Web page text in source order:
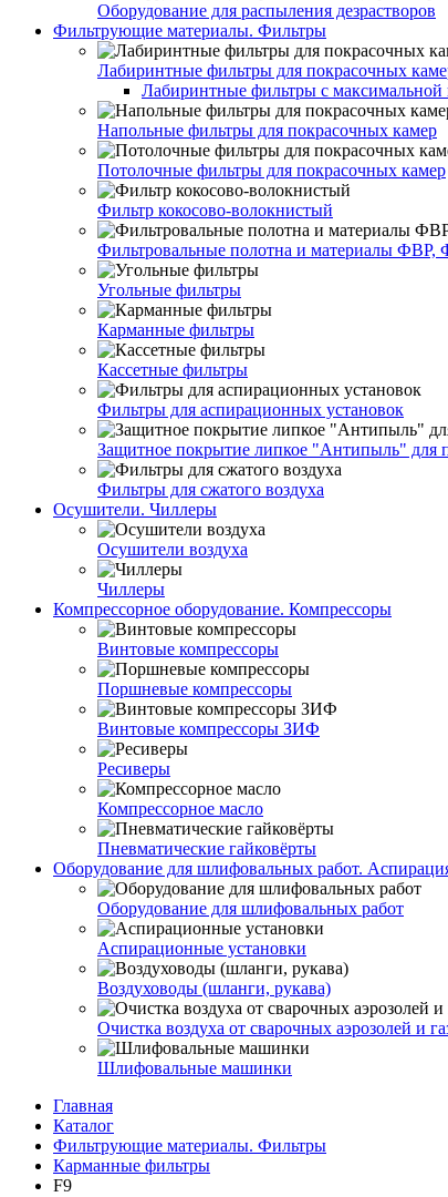
Оборудование для распыления дезрастворов
Фильтрующие материалы. Фильтры
Лабиринтные фильтры для покрасочных
Лабиринтные фильтры с
Напольные фильтры для покрасочных камер
Потолочные фильтры для покрасочных камер
Фильтр кокосово-волокнистый
Фильтровальные полотна и материалы
Угольные фильтры
Карманные фильтры
Кассетные фильтры
Фильтры для аспирационных установок
Защитное покрытие липкое "Антипыль" для
Фильтры для сжатого воздуха
Осушители. Чиллеры
Осушители воздуха
Чиллеры
Компрессорное оборудование. Компрессоры
Винтовые компрессоры
Поршневые компрессоры
Винтовые компрессоры ЗИФ
Ресиверы
Компрессорное масло
Пневматические гайковёрты
Оборудование для шлифовальных работ.
Оборудование для шлифовальных работ
Аспирационные установки
Воздуховоды (шланги, рукава)
Очистка воздуха от сварочных аэрозолей и
Шлифовальные машинки
Главная
Каталог
Фильтрующие материалы. Фильтры
Карманные фильтры
F9